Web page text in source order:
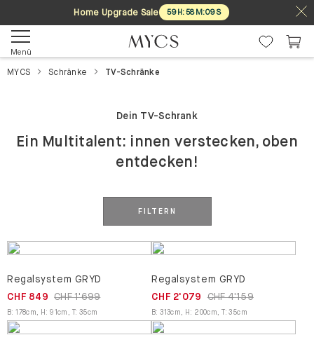
Home Upgrade Sale 59H:58M:09S
Menü
MYCS Schränke TV-Schränke
Dein TV-Schrank
Ein Multitalent: innen verstecken, oben
entdecken!
FILTERN
Regalsystem GRYD
CHF 1'699
CHF 849
B:178cm H :91cm T: 35cm
Regalsystem GRYD
CHF 4'159
CHF 2'079
B:313cm H : 200cm ,T:35cm